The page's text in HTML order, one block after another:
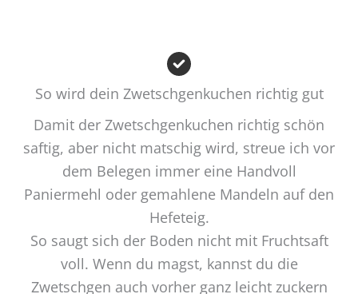
So wird dein Zwetschgenkuchen richtig gut
Damit der Zwetschgenkuchen richtig schön
saftig, aber nicht matschig wird, streue ich vor
dem Belegen immer eine Handvoll
Paniermehl oder gemahlene Mandeln auf den
Hefeteig.
So saugt sich der Boden nicht mit Fruchtsaft
voll. Wenn du magst, kannst du die
Zwetschgen auch vorher ganz leicht zuckern